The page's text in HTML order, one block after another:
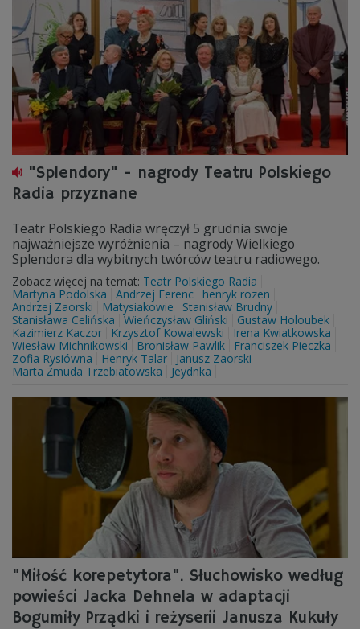
"Splendory" - nagrody Teatru Polskiego
Radia przyznane
Teatr Polskiego Radia wręczył 5 grudnia swoje
najważniejsze wyróżnienia – nagrody Wielkiego
Splendora dla wybitnych twórców teatru radiowego.
Zobacz więcej na temat: Teatr Polskiego Radia
Martyna Podolska
Andrzej Ferenc
henryk rozen
Andrzej Zaorski
Matysiakowie
Stanisław Brudny
Stanisława Celińska
Wieńczysław Gliński
Gustaw Holoubek
Kazimierz Kaczor
Krzysztof Kowalewski
Irena Kwiatkowska
Wiesław Michnikowski
Bronisław Pawlik
Franciszek Pieczka
Zofia Rysiówna
Henryk Talar
Janusz Zaorski
Marta Żmuda Trzebiatowska
Jeydnka
"Miłość korepetytora". Słuchowisko według
powieści Jacka Dehnela w adaptacji
Bogumiły Prządki i reżyserii Janusza Kukuły